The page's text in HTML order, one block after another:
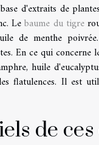
d'extraits de
Lebaume du tigre
de menthe
En ce qui
huile
flatulences. Il est
de